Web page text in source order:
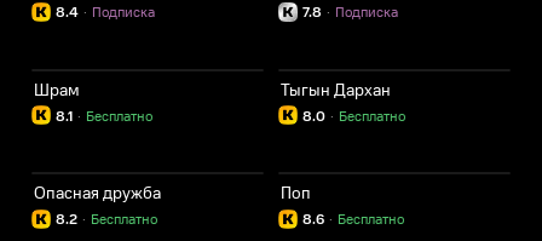
8.4 Подписка
· 7.8 Подписка
·
Шрам
8.1 Бесплатно
·
Тыгын Дархан
8.0 Бесплатно
·
Опасная дружба
8.2 Бесплатно
·
Поп
8.6 Бесплатно
·